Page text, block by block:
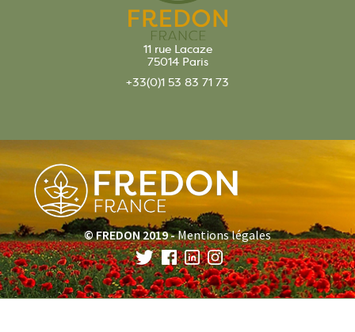
11 rue Lacaze
75014 Paris
+33(0)1 53 83 71 73
© FREDON 2019 -Mentions légales